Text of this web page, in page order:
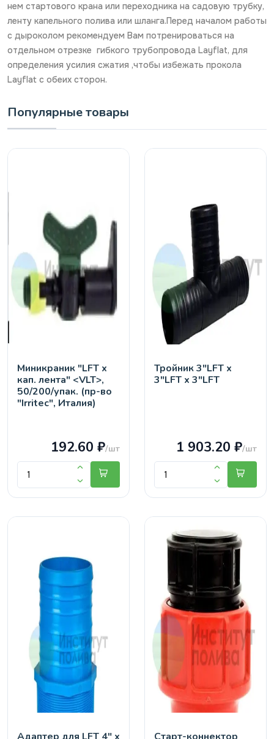
нем стартового крана или переходника на садовую трубку,
ленту капельного полива или шланга.Перед началом работы
с дыроколом рекомендуем Вам потренироваться на
отдельном отрезке гибкого трубопровода Layflat, для
определения усилия сжатия ,чтобы избежать прокола
Layflat с обеих сторон.
Популярные товары
Миникраник "LFT х
кап. лента" <VLT>,
50/200/упак. (пр-во
"Irritec", Италия)
192.60 ₽/шт
Тройник 3"LFT х
3"LFT х 3"LFT
1 903.20 ₽/шт